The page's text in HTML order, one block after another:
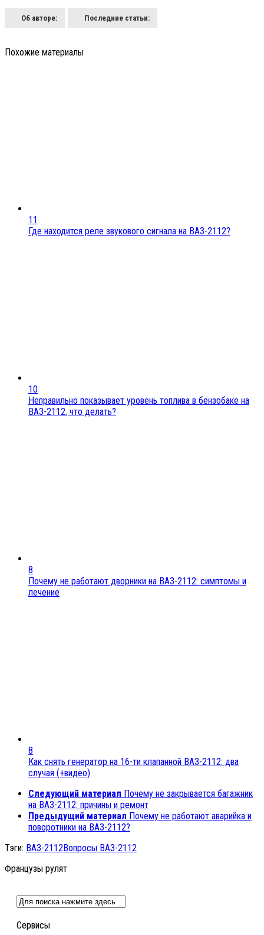
Об авторе: Последние статьи:
Похожие материалы
11
Где находится реле звукового сигнала на ВАЗ-2112?
10
Неправильно показывает уровень топлива в бензобаке на
ВАЗ-2112, что делать?
8
Почему не работают дворники на ВАЗ-2112: симптомы и
лечение
8
Как снять генератор на 16-ти клапанной ВАЗ-2112: два
случая (+видео)
Следующий материал Почему не закрывается багажник
на ВАЗ-2112: причины и ремонт
Предыдущий материал Почему не работают аварийка и
поворотники на ВАЗ-2112?
Тэги: ВАЗ-2112Вопросы ВАЗ-2112
Французы рулят
Сервисы